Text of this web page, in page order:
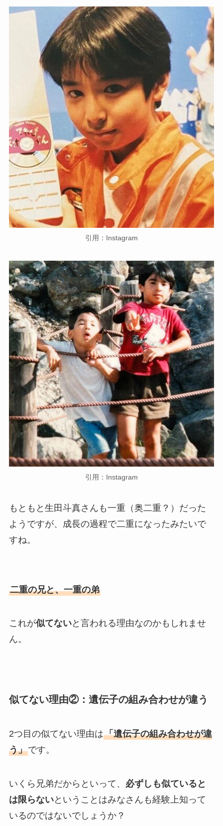
引用：Instagram
引用：Instagram
もともと生田斗真さんも一重（奥二重？）だった
ようですが、成長の過程で二重になったみたいで
すね。
二重の兄と、一重の弟
これが似てないと言われる理由なのかもしれませ
ん。
似てない理由②：遺伝子の組み合わせが違う
2つ目の似てない理由は「遺伝子の組み合わせが違
う」です。
いくら兄弟だからといって、 必ずしも似ていると
は限らないということはみなさんも経験上知って
いるのではないでしょうか？